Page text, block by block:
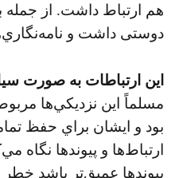
هم ارتباط داشت. از جمله
دوستی داشت و
اين ارتباطات به صورت
مسلماً اين نزديكي‌ها
بود و ايشان براي حفظ
ارتباط‌ها و پيوندها نگاه
پيوندها عميق‌تر باشد